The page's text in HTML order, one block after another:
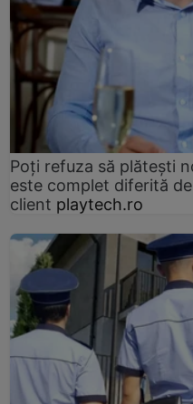
Poți refuza să plătești
este complet diferită
client playtech.ro